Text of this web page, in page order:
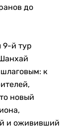
до
9-й тур
к
новый
и ожививший